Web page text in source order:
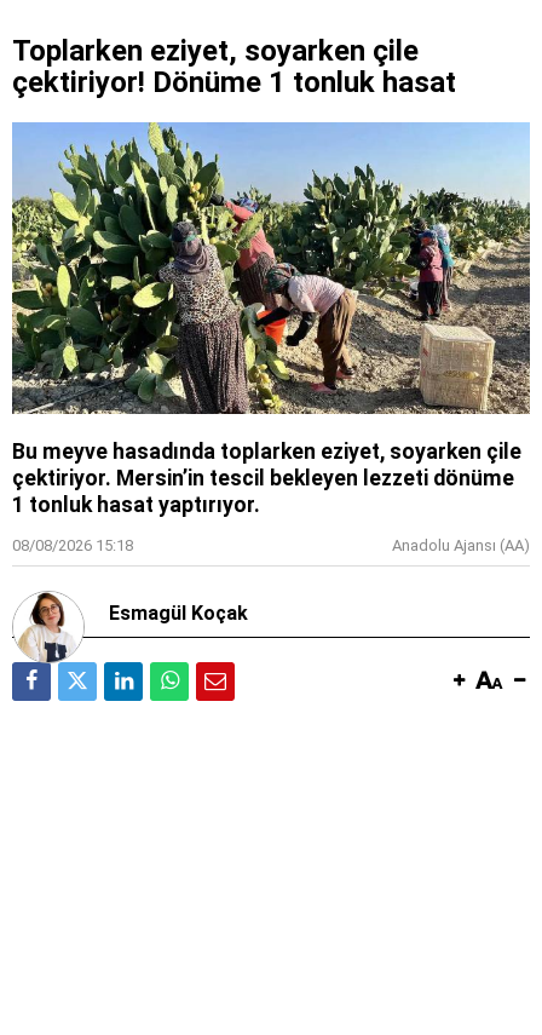
Toplarken eziyet, soyarken çile
çektiriyor! Dönüme 1 tonluk hasat
Bu meyve hasadında toplarken eziyet, soyarken çile
çektiriyor. Mersin’in tescil bekleyen lezzeti dönüme
1 tonluk hasat yaptırıyor.
08/08/2026 15:18 Anadolu Ajansı (AA)
Esmagül Koçak